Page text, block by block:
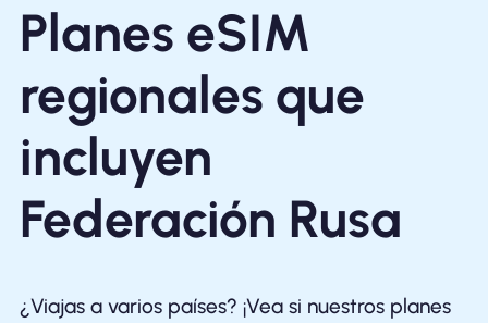
Planes eSIM
regionales que
incluyen
Federación Rusa
¿Viajas a varios países? ¡Vea si nuestros planes